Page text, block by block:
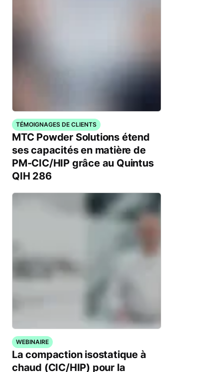
TÉMOIGNAGES DE CLIENTS
MTC Powder Solutions étend
ses capacités en matière de
PM-CIC/HIP grâce au Quintus
QIH 286
WEBINAIRE
La compaction isostatique à
chaud (CIC/HIP) pour la